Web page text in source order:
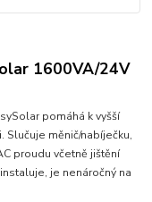
1600VA/24V
pomáhá k vyšší
měnič/nabíječku,
proudu včetně jištění
je nenáročný na